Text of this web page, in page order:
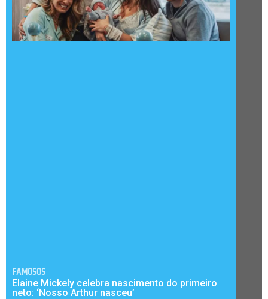
FAMOSOS
Elaine Mickely celebra nascimento do primeiro
neto: ‘Nosso Arthur nasceu’